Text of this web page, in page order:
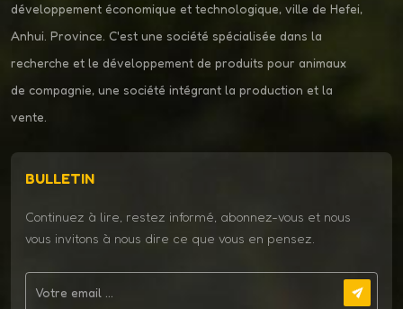
développement économique et technologique, ville de Hefei,
Anhui. Province. C'est une société spécialisée dans la
recherche et le développement de produits pour animaux
de compagnie, une société intégrant la production et la
vente.
BULLETIN
Continuez à lire, restez informé, abonnez-vous et nous
vous invitons à nous dire ce que vous en pensez.